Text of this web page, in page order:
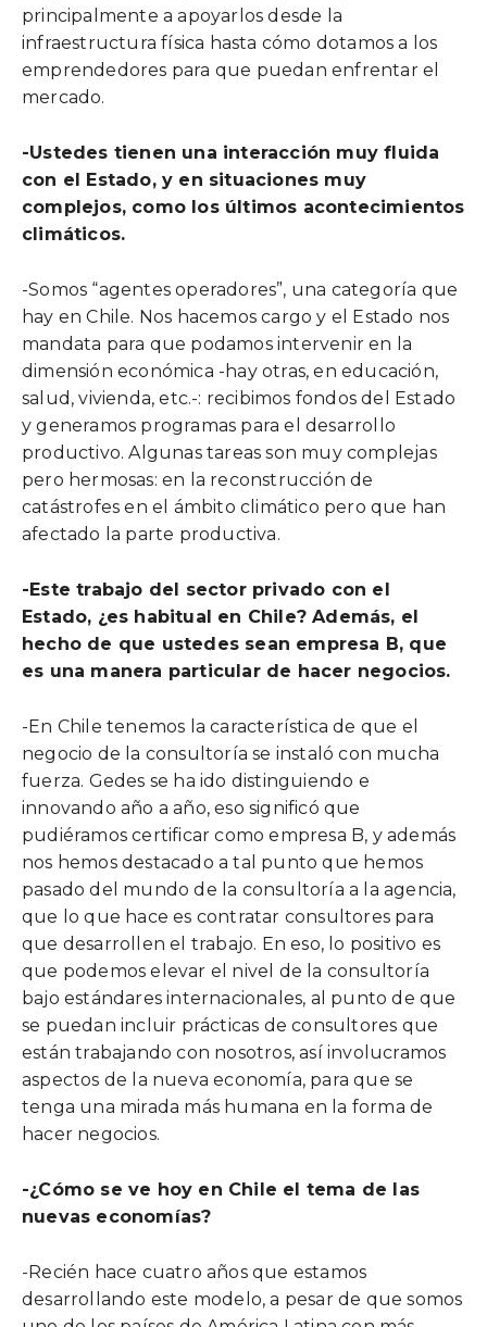
principalmente a apoyarlos desde la
infraestructura física hasta cómo dotamos a los
emprendedores para que puedan enfrentar el
mercado.
-Ustedes tienen una interacción muy fluida
con el Estado, y en situaciones muy
complejos, como los últimos acontecimientos
climáticos.
-Somos “agentes operadores”, una categoría que
hay en Chile. Nos hacemos cargo y el Estado nos
mandata para que podamos intervenir en la
dimensión económica -hay otras, en educación,
salud, vivienda, etc.-: recibimos fondos del Estado
y generamos programas para el desarrollo
productivo. Algunas tareas son muy complejas
pero hermosas: en la reconstrucción de
catástrofes en el ámbito climático pero que han
afectado la parte productiva.
-Este trabajo del sector privado con el
Estado, ¿es habitual en Chile? Además, el
hecho de que ustedes sean empresa B, que
es una manera particular de hacer negocios.
-En Chile tenemos la característica de que el
negocio de la consultoría se instaló con mucha
fuerza. Gedes se ha ido distinguiendo e
innovando año a año, eso significó que
pudiéramos certificar como empresa B, y además
nos hemos destacado a tal punto que hemos
pasado del mundo de la consultoría a la agencia,
que lo que hace es contratar consultores para
que desarrollen el trabajo. En eso, lo positivo es
que podemos elevar el nivel de la consultoría
bajo estándares internacionales, al punto de que
se puedan incluir prácticas de consultores que
están trabajando con nosotros, así involucramos
aspectos de la nueva economía, para que se
tenga una mirada más humana en la forma de
hacer negocios.
-¿Cómo se ve hoy en Chile el tema de las
nuevas economías?
-Recién hace cuatro años que estamos
desarrollando este modelo, a pesar de que somos